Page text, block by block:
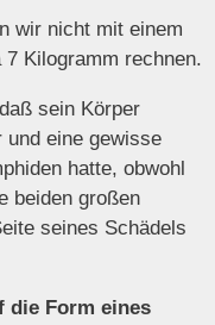
wir nicht mit einem
Kilogramm rechnen.
sein Körper
eine gewisse
hatte, obwohl
beiden großen
seines Schädels
die Form eines